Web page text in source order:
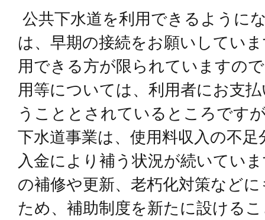
公共下水道を利用できるように
は、早期の接続をお願いしてい
用できる方が限られていますの
用等については、利用者にお支
うこととされているところです
下水道事業は、使用料収入の不
入金により補う状況が続いてい
の補修や更新、老朽化対策など
ため、補助制度を新たに設ける